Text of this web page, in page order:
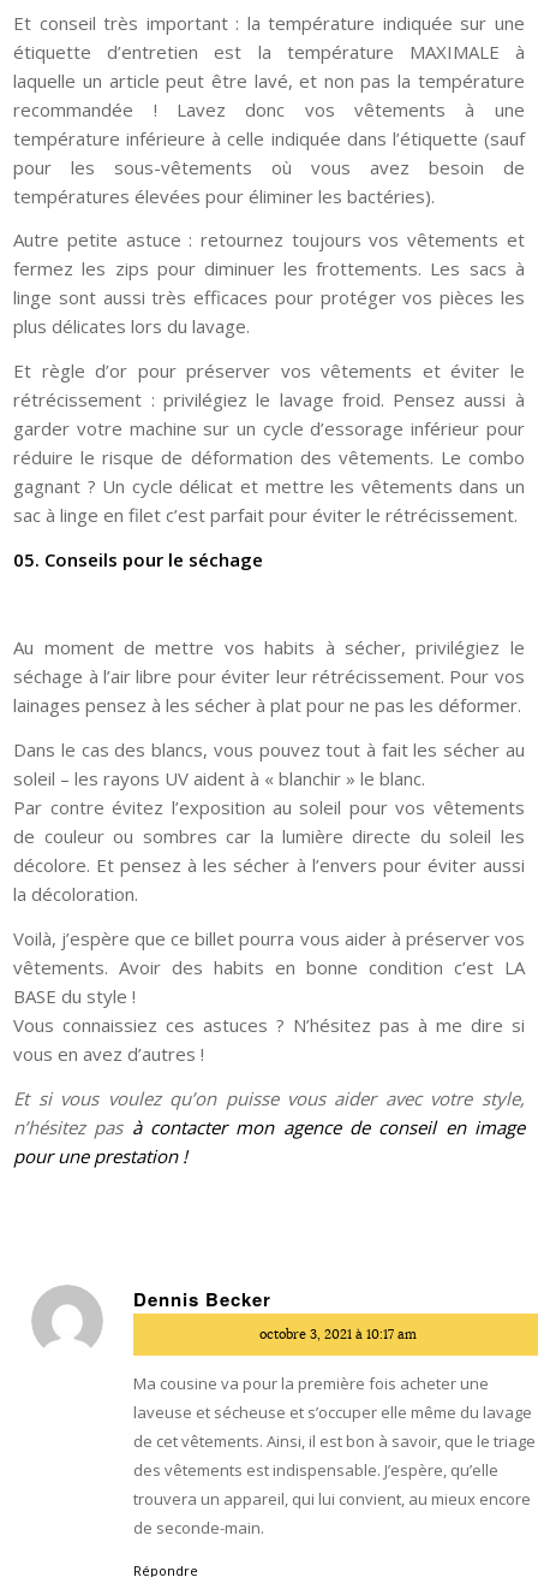
Et conseil très important : la température indiquée sur une
étiquette d’entretien est la température MAXIMALE à
laquelle un article peut être lavé, et non pas la température
recommandée ! Lavez donc vos vêtements à une
température inférieure à celle indiquée dans l’étiquette (sauf
pour les sous-vêtements où vous avez besoin de
températures élevées pour éliminer les bactéries).
Autre petite astuce : retournez toujours vos vêtements et
fermez les zips pour diminuer les frottements. Les sacs à
linge sont aussi très efficaces pour protéger vos pièces les
plus délicates lors du lavage.
Et règle d’or pour préserver vos vêtements et éviter le
rétrécissement : privilégiez le lavage froid. Pensez aussi à
garder votre machine sur un cycle d’essorage inférieur pour
réduire le risque de déformation des vêtements. Le combo
gagnant ? Un cycle délicat et mettre les vêtements dans un
sac à linge en filet c’est parfait pour éviter le rétrécissement.
05. Conseils pour le séchage
Au moment de mettre vos habits à sécher, privilégiez le
séchage à l’air libre pour éviter leur rétrécissement. Pour vos
lainages pensez à les sécher à plat pour ne pas les déformer.
Dans le cas des blancs, vous pouvez tout à fait les sécher au
soleil – les rayons UV aident à « blanchir » le blanc.
Par contre évitez l’exposition au soleil pour vos vêtements
de couleur ou sombres car la lumière directe du soleil les
décolore. Et pensez à les sécher à l’envers pour éviter aussi
la décoloration.
Voilà, j’espère que ce billet pourra vous aider à préserver vos
vêtements. Avoir des habits en bonne condition c’est LA
BASE du style !
Vous connaissiez ces astuces ? N’hésitez pas à me dire si
vous en avez d’autres !
Et si vous voulez qu’on puisse vous aider avec votre style,
n’hésitez pas à contacter mon agence de conseil en image
pour une prestation !
Dennis Becker
:
octobre 3, 2021 à 10:17 am
Ma cousine va pour la première fois acheter une
laveuse et sécheuse et s’occuper elle même du lavage
de cet vêtements. Ainsi, il est bon à savoir, que le triage
des vêtements est indispensable. J’espère, qu’elle
trouvera un appareil, qui lui convient, au mieux encore
de seconde-main.
Répondre